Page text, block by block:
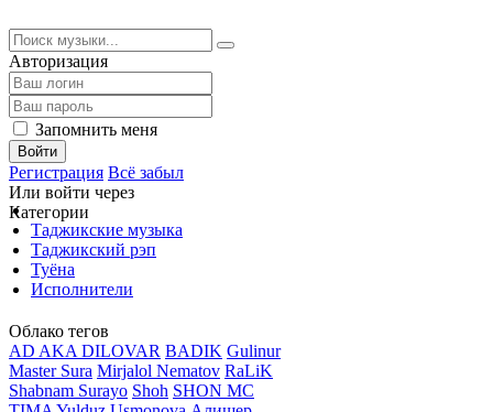
Авторизация
Запомнить меня
Войти
Регистрация Всё забыл
Или войти через
Категории
Таджикские музыка
Таджикский рэп
Туёна
Исполнители
Облако тегов
AD AKA DILOVAR BADIK Gulinur
Master Sura Mirjalol Nematov RaLiK
Shabnam Surayo Shoh SHON MC